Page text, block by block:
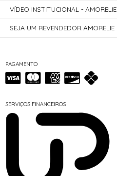
PAGAMENTO
SERVIÇOS FINANCEIROS
VÍDEO INSTITUCIONAL - AMORELIE
SEJA UM REVENDEDOR AMORELIE